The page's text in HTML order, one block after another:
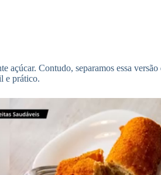
açúcar. Contudo, separamos essa
e prático.